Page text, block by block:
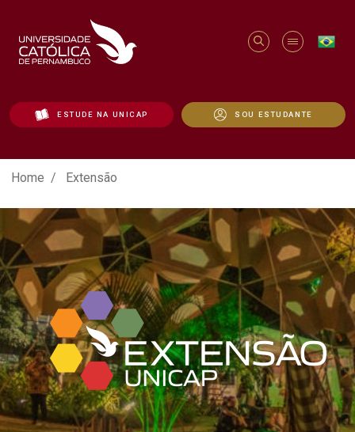
ESTUDE NA UNICAP SOU ESTUDANTE
Extensão - Unicap
Home Extensão